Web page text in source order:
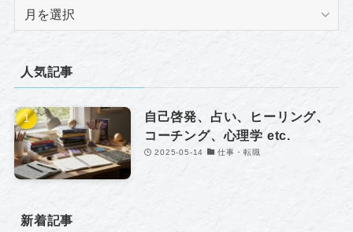
イ
ブ
人気記事
自己啓発、占い、ヒーリング、
コーチング、心理学 etc.
2025-05-14 仕事・転職
新着記事